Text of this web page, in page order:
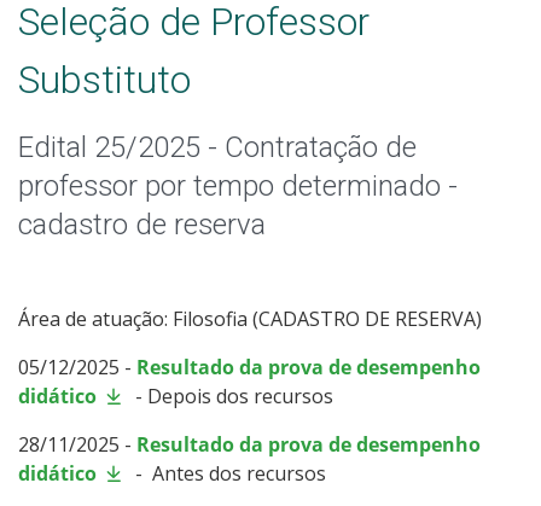
Seleção de Professor
Substituto
Edital 25/2025 - Contratação de
professor por tempo determinado -
cadastro de reserva
Área de atuação: Filosofia (CADASTRO DE RESERVA)
05/12/2025 - Resultado da prova de desempenho
didático
- Depois dos recursos
28/11/2025 - Resultado da prova de desempenho
didático
- Antes dos recursos